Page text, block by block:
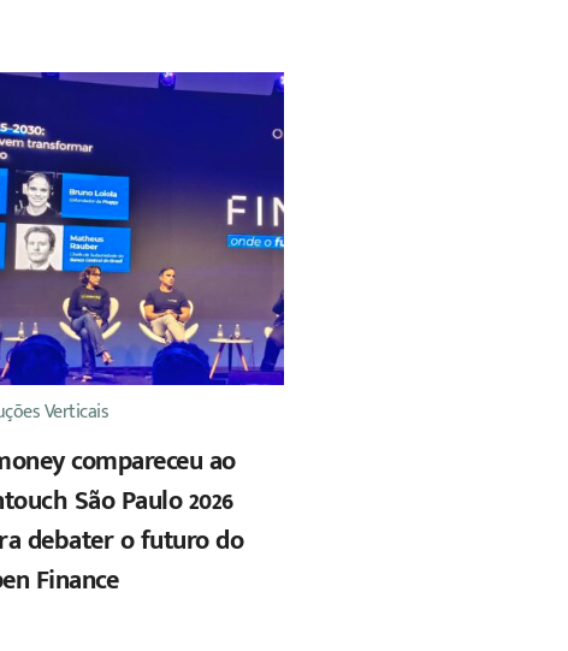
Verticais
compareceu ao
São Paulo 2026
debater o futuro do
Finance